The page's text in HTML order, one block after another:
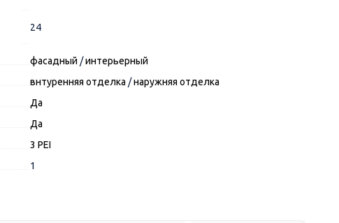
24
фасадный /интерьерный
внтуренняя отделка /наружняя отделка
Да
Да
3 PEI
1